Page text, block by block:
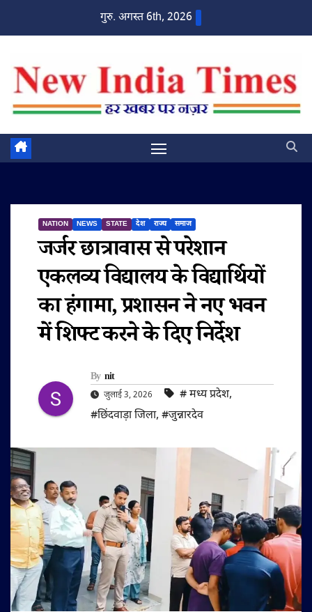
गुरु. अगस्त 6th, 2026
NATION NEWS STATE देश राज्य समाज
जर्जर छात्रावास से परेशान
एकलव्य विद्यालय के विद्यार्थियों
का हंगामा, प्रशासन ने नए भवन
में शिफ्ट करने के दिए निर्देश
By nit
जुलाई 3, 2026 #‌ मध्य प्रदेश,
#छिंदवाड़ा जिला, #जुन्नारदेव